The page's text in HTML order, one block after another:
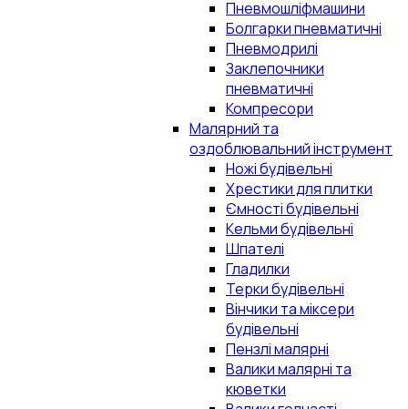
Пневмошліфмашини
Болгарки пневматичні
Пневмодрилі
Заклепочники
пневматичні
Компресори
Малярний та
оздоблювальний інструмент
Ножі будівельні
Хрестики для плитки
Ємності будівельні
Кельми будівельні
Шпателі
Гладилки
Терки будівельні
Вінчики та міксери
будівельні
Пензлі малярні
Валики малярні та
кюветки